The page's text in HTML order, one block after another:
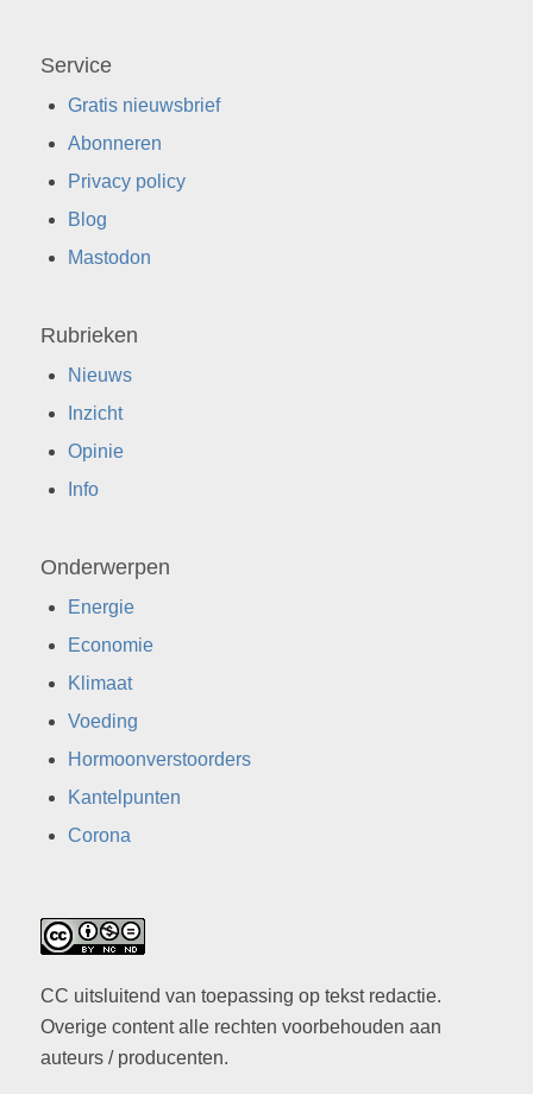
Service
Gratis nieuwsbrief
Abonneren
Privacy policy
Blog
Mastodon
Rubrieken
Nieuws
Inzicht
Opinie
Info
Onderwerpen
Energie
Economie
Klimaat
Voeding
Hormoonverstoorders
Kantelpunten
Corona
CC uitsluitend van toepassing op tekst redactie.
Overige content alle rechten voorbehouden aan
auteurs / producenten.